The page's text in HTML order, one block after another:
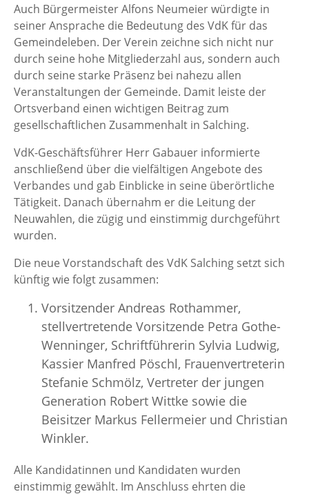
Auch Bürgermeister Alfons Neumeier würdigte in
seiner Ansprache die Bedeutung des VdK für das
Gemeindeleben. Der Verein zeichne sich nicht nur
durch seine hohe Mitgliederzahl aus, sondern auch
durch seine starke Präsenz bei nahezu allen
Veranstaltungen der Gemeinde. Damit leiste der
Ortsverband einen wichtigen Beitrag zum
gesellschaftlichen Zusammenhalt in Salching.
VdK-Geschäftsführer Herr Gabauer informierte
anschließend über die vielfältigen Angebote des
Verbandes und gab Einblicke in seine überörtliche
Tätigkeit. Danach übernahm er die Leitung der
Neuwahlen, die zügig und einstimmig durchgeführt
wurden.
Die neue Vorstandschaft des VdK Salching setzt sich
künftig wie folgt zusammen:
Vorsitzender Andreas Rothammer,
stellvertretende Vorsitzende Petra Gothe-
Wenninger, Schriftführerin Sylvia Ludwig,
Kassier Manfred Pöschl, Frauenvertreterin
Stefanie Schmölz, Vertreter der jungen
Generation Robert Wittke sowie die
Beisitzer Markus Fellermeier und Christian
Winkler.
Alle Kandidatinnen und Kandidaten wurden
einstimmig gewählt. Im Anschluss ehrten die